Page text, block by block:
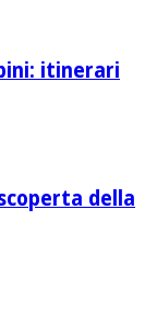
itinerari
della